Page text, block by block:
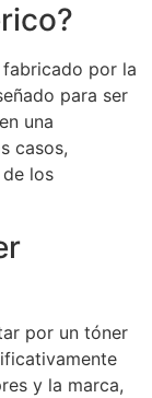
por la
para ser
una
casos,
los
por un tóner
y la marca,